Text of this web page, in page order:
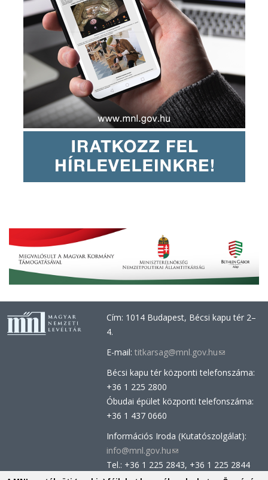
Cím: 1014 Budapest, Bécsi kapu tér 2–
4.
E-mail:titkarsag@mnl.gov.hu(link
Bécsi kapu tér központi telefonszáma:
+36 1 225 2800
Óbudai épület központi telefonszáma:
+36 1 437 0660
Információs Iroda (Kutatószolgálat):
info@mnl.gov.hu(link
sends
Tel.: +36 1 225 2843, +36 1 225 2844